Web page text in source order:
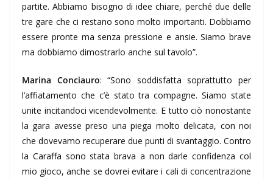
partite. Abbiamo bisogno di idee chiare, perché due delle
tre gare che ci restano sono molto importanti. Dobbiamo
essere pronte ma senza pressione e ansie. Siamo brave
ma dobbiamo dimostrarlo anche sul tavolo”.
Marina Conciauro: “Sono soddisfatta soprattutto per
l’affiatamento che c’è stato tra compagne. Siamo state
unite incitandoci vicendevolmente. E tutto ciò nonostante
la gara avesse preso una piega molto delicata, con noi
che dovevamo recuperare due punti di svantaggio. Contro
la Caraffa sono stata brava a non darle confidenza col
mio gioco, anche se dovrei evitare i cali di concentrazione